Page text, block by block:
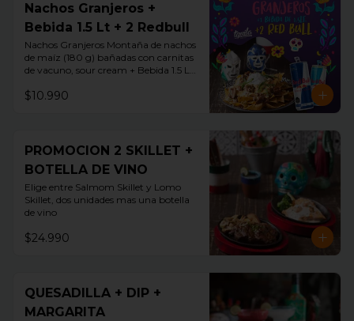
Nachos Granjeros +
Bebida 1.5 Lt + 2 Redbull
Nachos Granjeros Montaña de nachos
de maíz (180 g) bañadas con carnitas
de vacuno, sour cream + Bebida 1.5 LT
$10.990
PROMOCION 2 SKILLET +
BOTELLA DE VINO
Elige entre Salmom Skillet y Lomo
Skillet, dos unidades mas una botella
de vino
$24.990
QUESADILLA + DIP +
MARGARITA